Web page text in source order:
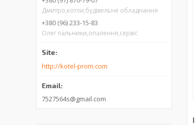
Дмитро,котли,будівельне обладнання
+380 (96) 233-15-83
Олег пальники,опалення,сервіс
http://kotel-prom.com
7527564s@gmail.com